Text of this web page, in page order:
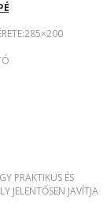
PRAKTIKUS ÉS
JELENTŐSEN JAVÍTJA